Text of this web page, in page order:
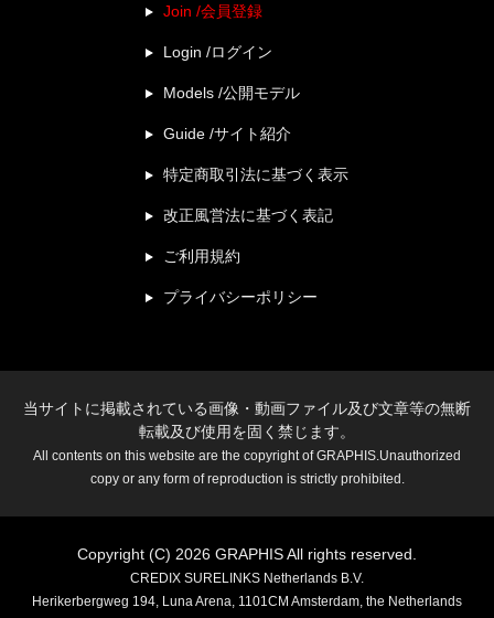
Join /会員登録
Login /ログイン
Models /公開モデル
Guide /サイト紹介
特定商取引法に基づく表示
改正風営法に基づく表記
ご利用規約
プライバシーポリシー
当サイトに掲載されている画像・動画ファイル及び文章等の無断
転載及び使用を固く禁じます。
All contents on this website are the copyright of GRAPHIS.Unauthorized
copy or any form of reproduction is strictly prohibited.
Copyright (C) 2026 GRAPHIS All rights reserved.
CREDIX SURELINKS Netherlands B.V.
Herikerbergweg 194, Luna Arena, 1101CM Amsterdam, the Netherlands